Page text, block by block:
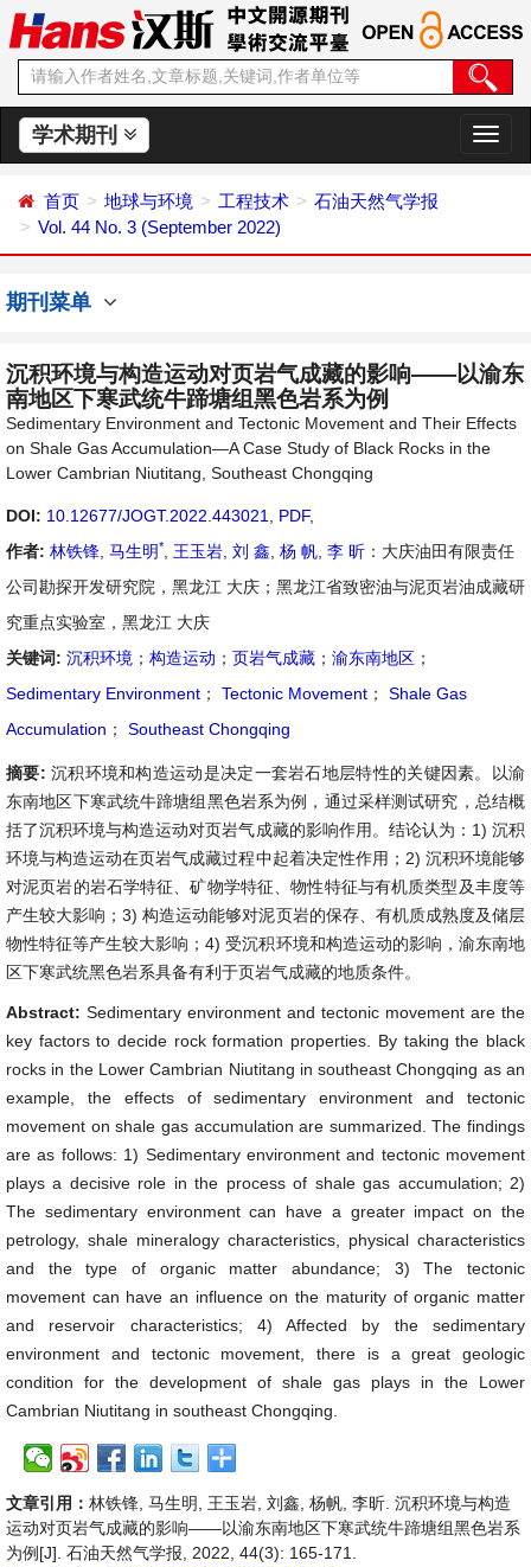
学术期刊
切
换
首页 地球与环境 工程技术
石油天然气学报
Vol. 44 No. 3 (September 2022)
期刊菜单
沉积环境与构造运动对页岩气成藏的影响——以渝东
南地区下寒武统牛蹄塘组黑色岩系为例
Sedimentary Environment and Tectonic Movement and Their Effects
on Shale Gas Accumulation—A Case Study of Black Rocks in the
Lower Cambrian Niutitang, Southeast Chongqing
DOI: 10.12677/JOGT.2022.443021 PDF,
作者: 林铁锋 马生明* 王玉岩 刘 鑫 杨 帆 李 昕 ：大庆油田有限责任
公司勘探开发研究院，黑龙江 大庆；黑龙江省致密油与泥页岩油成藏研
究重点实验室，黑龙江 大庆
关键词: 沉积环境 ； 构造运动 ； 页岩气成藏 ； 渝东南地区 ；
Sedimentary Environment ； Tectonic Movement ；
Shale Gas
Accumulation ； Southeast Chongqing
摘要: 沉积环境和构造运动是决定一套岩石地层特性的关键因素。以渝
东南地区下寒武统牛蹄塘组黑色岩系为例，通过采样测试研究，总结概
括了沉积环境与构造运动对页岩气成藏的影响作用。结论认为：1) 沉积
环境与构造运动在页岩气成藏过程中起着决定性作用；2) 沉积环境能够
对泥页岩的岩石学特征、矿物学特征、物性特征与有机质类型及丰度等
产生较大影响；3) 构造运动能够对泥页岩的保存、有机质成熟度及储层
物性特征等产生较大影响；4) 受沉积环境和构造运动的影响，渝东南地
区下寒武统黑色岩系具备有利于页岩气成藏的地质条件。
Abstract: Sedimentary environment and tectonic movement are the
key factors to decide rock formation properties. By taking the black
rocks in the Lower Cambrian Niutitang in southeast Chongqing as an
example, the effects of sedimentary environment and tectonic
movement on shale gas accumulation are summarized. The findings
are as follows: 1) Sedimentary environment and tectonic movement
plays a decisive role in the process of shale gas accumulation; 2)
The sedimentary environment can have a greater impact on the
petrology, shale mineralogy characteristics, physical characteristics
and the type of organic matter abundance; 3) The tectonic
movement can have an influence on the maturity of organic matter
and reservoir characteristics; 4) Affected by the sedimentary
environment and tectonic movement, there is a great geologic
condition for the development of shale gas plays in the Lower
Cambrian Niutitang in southeast Chongqing.
文章引用： 林铁锋, 马生明, 王玉岩, 刘鑫, 杨帆, 李昕. 沉积环境与构造
运动对页岩气成藏的影响——以渝东南地区下寒武统牛蹄塘组黑色岩系
为例[J]. 石油天然气学报, 2022, 44(3): 165-171.